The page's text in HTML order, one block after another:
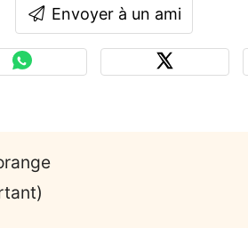
Envoyer à un ami